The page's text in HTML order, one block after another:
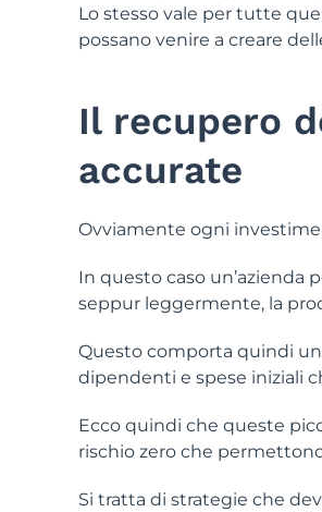
Lo stesso vale per tutte
possano venire a creare
Il recupero
accurate
Ovviamente ogni
In questo caso
seppur leggermente, la
Questo comporta quindi
dipendenti e spese iniziali
Ecco quindi che queste
rischio zero che
Si tratta di strategie che